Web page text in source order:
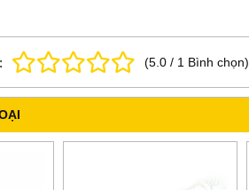
(5.0 / 1 Bình chọn)